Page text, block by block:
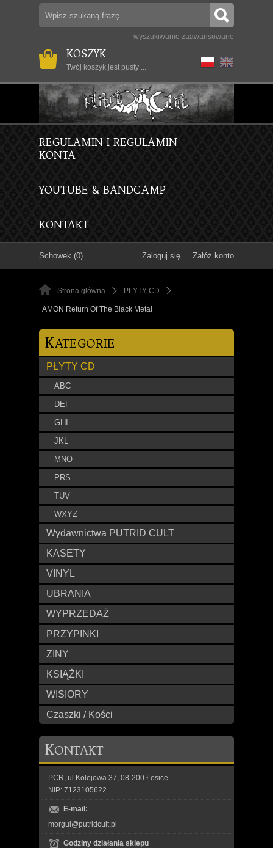
wyszukiwanie zaawansowane
KOSZYK
Twój koszyk jest pusty ...
REGULAMIN I REGULAMIN
KONTA
YOUTUBE & BANDCAMP
KONTAKT
Schowek (0) Zaloguj się Załóż konto
Strona główna PŁYTY CD
AMON Return Of The Black Metal
KATEGORIE
PŁYTY CD
ABC
DEF
GHI
JKL
MNO
PRS
TUV
WXYZ
Wydawnictwa PUTRID CULT
KASETY
VINYL
UBRANIA
WYPRZEDAŻ
PRZYPINKI
ZINY
KSIĄŻKI
WISIORY
Czaszki / Kości
KONTAKT
PCR, ul Kolejowa 37, 08-200 Łosice
NIP: 7123105622
E-mail:
morgul@putridcult.pl
Godziny działania sklepu